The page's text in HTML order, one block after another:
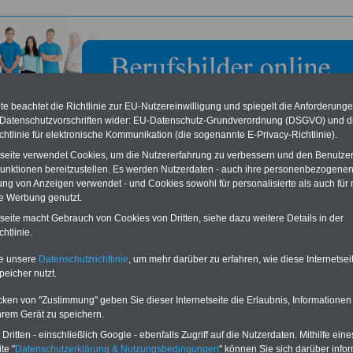
Service GmbH
BERUFSEINSTIEG im öffentlichen
Berufseinstieg im öffentlichen Dienst
Praktikanten, Beamtenanwärter/innen und
Sie erhalten für die gesamte Ausbildungszeit eine
und Orientierung. Schließlich gelten für
im öffentlichen Dienst viele Besonderheiten. Gerade
innen gelten speziellen Regelungen bei
beachtet die Richtlinie zur EU-Nutzereinwilligung und spiegelt die
wider: EU-Datenschutz-Grundverordnung (DSGVO) und
für elektronische Kommunikation (die sogenannte E-Privacy-Richtlinie).
verwendet Cookies, um die Nutzererfahrung zu verbessern und den
bereitzustellen. Es werden Nutzerdaten - auch ihre
von Anzeigen verwendet - und Cookies sowohl für personalisierte als auch für
Werbung genutzt.
macht Gebrauch von Cookies von Dritten, siehe dazu weitere Details in der
unsere Datenschutzrichtlinie, um mehr darüber zu erfahren, wie diese
nutzt.
von "Zustimmung" geben Sie dieser Internetseite die Erlaubnis,
Gerät zu speichern.
- einschließlich Google - ebenfalls Zugriff auf die Nutzerdaten. Mithilfe
"Datenschutzerklärung & Nutzungsbedingungen" können Sie sich darüber